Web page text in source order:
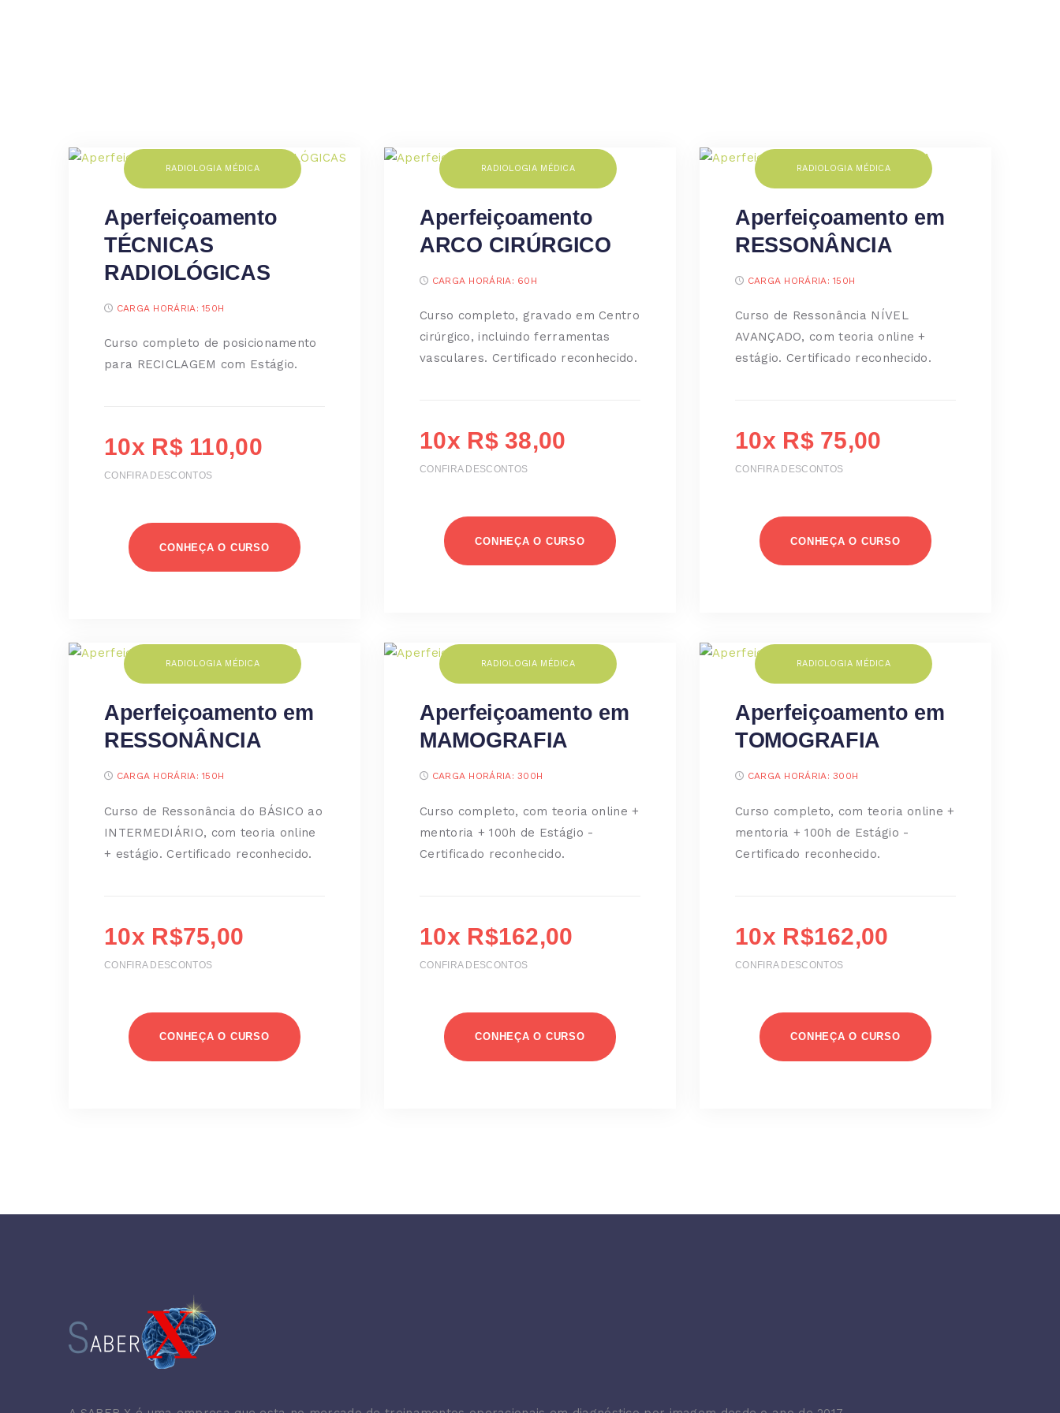
RADIOLOGIA MÉDICA
Aperfeiçoamento
TÉCNICAS
RADIOLÓGICAS
CARGA HORÁRIA:150H
Curso completo de posicionamento
para RECICLAGEM com Estágio.
10x R$ 110,00
CONFIRA DESCONTOS
CONHEÇA O CURSO
RADIOLOGIA MÉDICA
Aperfeiçoamento
ARCO CIRÚRGICO
CARGA HORÁRIA: 60H
Curso completo, gravado em Centro
cirúrgico, incluindo ferramentas
vasculares. Certificado reconhecido.
10x R$ 38,00
CONFIRA DESCONTOS
CONHEÇA O CURSO
RADIOLOGIA MÉDICA
Aperfeiçoamento em
RESSONÂNCIA
CARGA HORÁRIA:150H
Curso de Ressonância NÍVEL
AVANÇADO, com teoria online +
estágio. Certificado reconhecido.
10x R$ 75,00
CONFIRA DESCONTOS
CONHEÇA O CURSO
RADIOLOGIA MÉDICA
Aperfeiçoamento em
RESSONÂNCIA
CARGA HORÁRIA:150H
Curso de Ressonância do BÁSICO ao
INTERMEDIÁRIO, com teoria online
+ estágio. Certificado reconhecido.
10x R$75,00
CONFIRA DESCONTOS
CONHEÇA O CURSO
RADIOLOGIA MÉDICA
Aperfeiçoamento em
MAMOGRAFIA
CARGA HORÁRIA:300H
Curso completo, com teoria online +
mentoria + 100h de Estágio -
Certificado reconhecido.
10x R$162,00
CONFIRA DESCONTOS
CONHEÇA O CURSO
RADIOLOGIA MÉDICA
Aperfeiçoamento em
TOMOGRAFIA
CARGA HORÁRIA:300H
Curso completo, com teoria online +
mentoria + 100h de Estágio -
Certificado reconhecido.
10x R$162,00
CONFIRA DESCONTOS
CONHEÇA O CURSO